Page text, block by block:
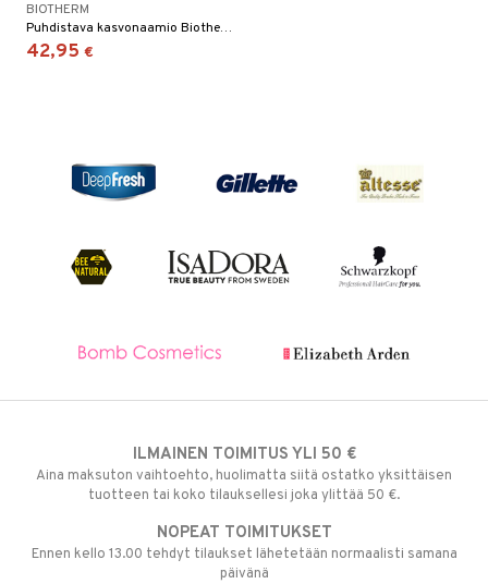
BIOTHERM
Puhdistava kasvonaamio Biothermiltä
42,95 €
ILMAINEN TOIMITUS YLI 50 €
Aina maksuton vaihtoehto, huolimatta siitä ostatko yksittäisen
tuotteen tai koko tilauksellesi joka ylittää 50 €.
NOPEAT TOIMITUKSET
Ennen kello 13.00 tehdyt tilaukset lähetetään normaalisti samana
päivänä